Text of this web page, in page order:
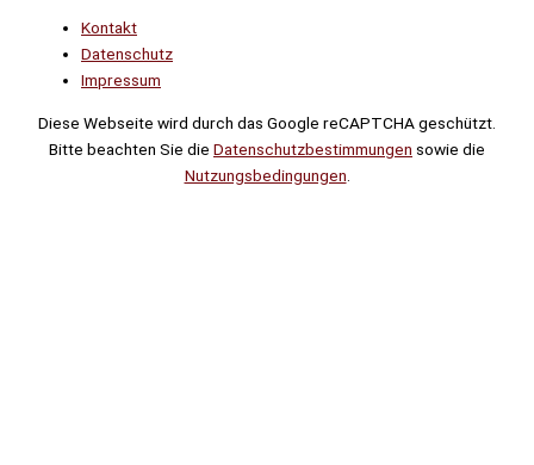
Kontakt
Datenschutz
Impressum
Diese Webseite wird durch das Google reCAPTCHA geschützt.
Bitte beachten Sie die Datenschutzbestimmungen sowie die
Nutzungsbedingungen